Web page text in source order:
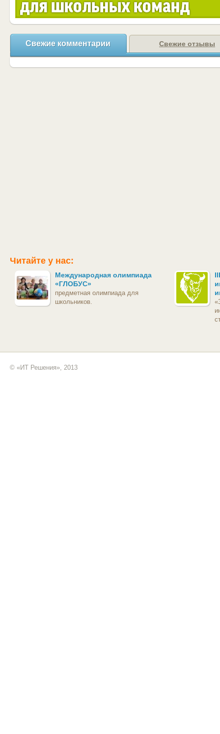
Свежие комментарии Свежие отзывы
Читайте у нас:
Международная олимпиада
«ГЛОБУС»
предметная олимпиада для
школьников.
© «ИТ Решения», 2013